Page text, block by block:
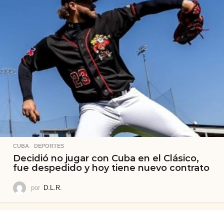
CUBA ,DEPORTES
Decidió no jugar con Cuba en el Clásico,
fue despedido y hoy tiene nuevo contrato
por D.L.R.